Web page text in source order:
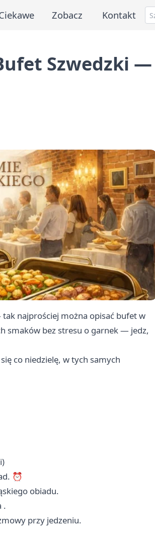
Zobacz Kontakt
Szwedzki —
najprościej można opisać bufet w
smaków bez stresu o garnek — jedz,
co niedzielę, w tych samych
⏰
obiadu.
.
przy jedzeniu.